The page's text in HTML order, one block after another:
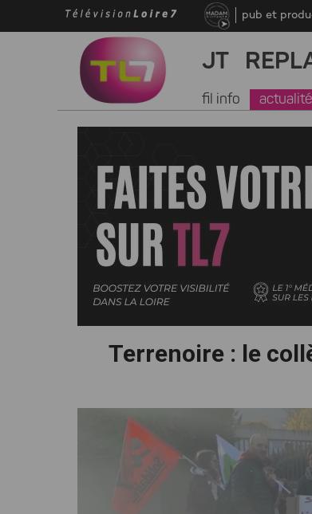
pub et
JT
fil info actualité
Terrenoire : le